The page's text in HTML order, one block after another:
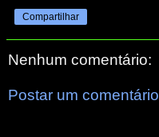
Compartilhar
Nenhum comentário:
Postar um comentário